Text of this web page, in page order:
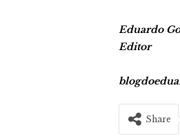
Eduardo
Editor
Share